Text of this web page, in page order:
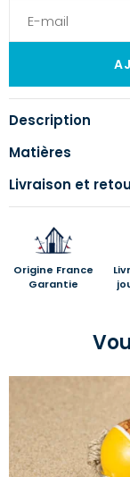
Description
Matières
Livraison et
Origine France
Garantie